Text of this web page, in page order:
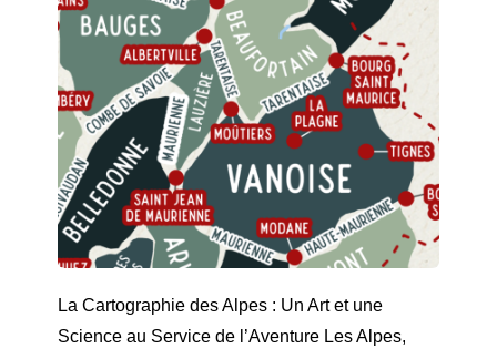
La Cartographie des Alpes : Un Art et une
Science au Service de l’Aventure Les Alpes,